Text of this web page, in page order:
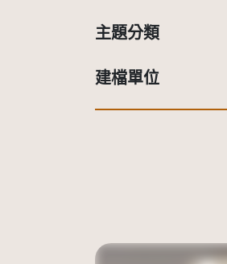
主題分類
建檔單位